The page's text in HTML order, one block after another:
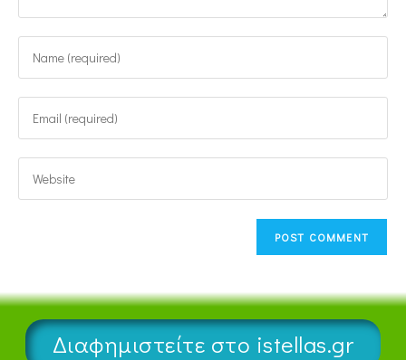
Διαφημιστείτε στο istellas.gr